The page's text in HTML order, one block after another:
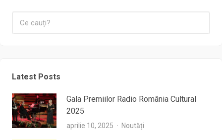
Latest Posts
Gala Premiilor Radio România Cultural
2025
aprilie 10, 2025 Noutăți